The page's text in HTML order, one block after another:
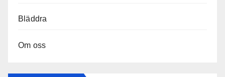
Bläddra
Om oss